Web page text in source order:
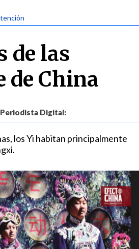
de las
de China
Digital:
los Yi habitan principalmente